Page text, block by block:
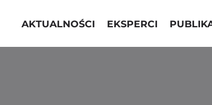
AKTUALNOŚCI EKSPERCI